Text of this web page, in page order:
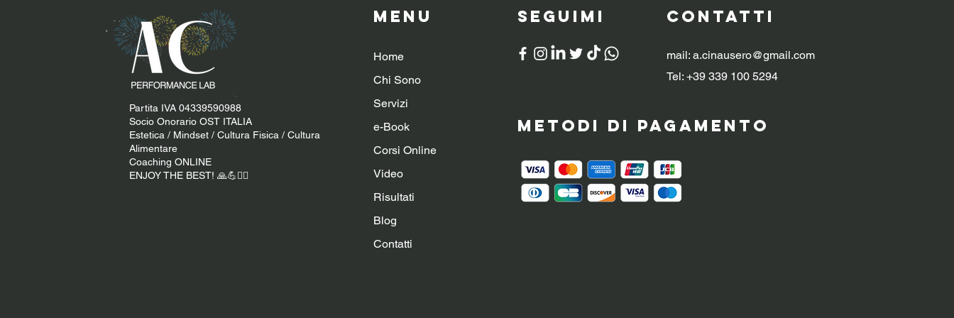
Partita IVA 04339590988
Socio Onorario OST ITALIA
Estetica / Mindset / Cultura Fisica / Cultura
Alimentare
Coaching ONLINE
ENJOY THE BEST! 🙏​💪​​❤️‍🔥​
Menu
Home
Chi Sono
Servizi
e-Book
Corsi Online
Video
Risultati
Blog
Contatti
SeguiMI CONTATTI
mail: a.cinausero@gmail.com
Tel: +39 339 100 5294
Metodi di pagamento